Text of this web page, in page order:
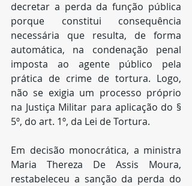
decretar a perda da função pública
porque constitui consequência
necessária que resulta, de forma
automática, na condenação penal
imposta ao agente público pela
prática de crime de tortura. Logo,
não se exigia um processo próprio
na Justiça Militar para aplicação do §
5º, do art. 1º, da Lei de Tortura.
Em decisão monocrática, a ministra
Maria Thereza De Assis Moura,
restabeleceu a sanção da perda do